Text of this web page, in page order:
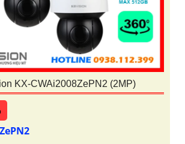
KX-CWAi2008ZePN2 (2MP)